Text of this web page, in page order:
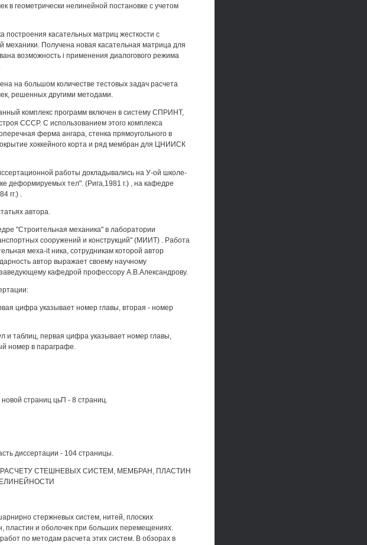
в геометрически нелинейной постановке с учетом
построения касательных матриц жесткости с
Получена новая касательная матрица для
возможность i применения диалогового режима
на большом количестве тестовых задач расчета
решенных другими методами.
комплекс программ включен в систему СПРИНТ,
СССР. С использованием этого комплекса
ферма ангара, стенка прямоугольного в
хоккейного корта и ряд мембран для ЦНИИСК
работы докладывались на У-ой школе-
деформируемых тел". (Рига,1981 г.) , на кафедре
гг.) .
автора.
"Строительная механика" в лаборатории
сооружений и конструкций" (МИИТ) . Работа
меха-it ника, сотрудникам которой автор
автор выражает своему научному
кафедрой профессору А.В.Александрову.
цифра указывает номер главы, вторая - номер
и таблиц, первая цифра указывает номер главы,
номер в параграфе.
страниц цьП - 8 страниц.
диссертации - 104 страницы.
РАСЧЕТУ СТЕШНЕВЫХ СИСТЕМ, МЕМБРАН, ПЛАСТИН
стержневых систем, нитей, плоских
пластин и оболочек при больших перемещениях.
по методам расчета этих систем. В обзорах в